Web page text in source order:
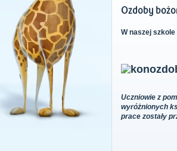
Ozdoby
W naszej
Uczniowie z
wyróżnionych
prace zostały